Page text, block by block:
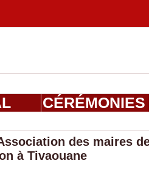
CÉRÉMONIES
des maires
à Tivaouane